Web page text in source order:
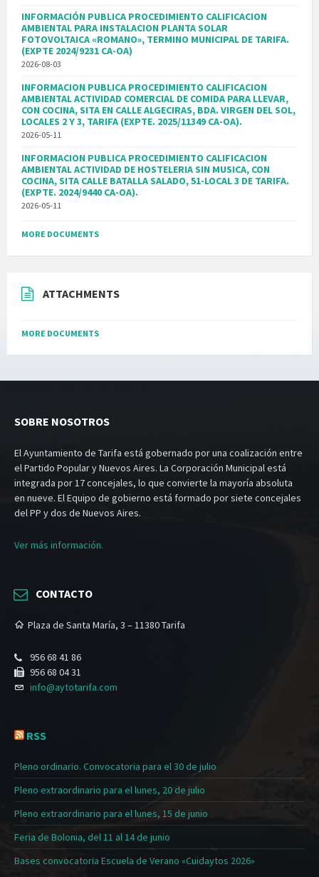
INFORMACIÓN PUBLICA PROCEDIMIENTO CALIFICACION
AMBIENTAL PARA INSTALACION PLANTA SOLAR
FOTOVOLTAICA «ROMANO», TERMINO MUNICIPAL DE TARIFA.
(EXPTE 2024/9231 CA-OA)
2026-08-03
INFORMACION PUBLICA PROCEDIMIENTO CALIFICACION
AMBIENTAL ACTIVIDAD COMERCIAL DE COMIDA PARA LLEVAR,
CON COCINA, SITA EN CALLE ALGECIRAS, BDA. VIRGEN DEL SOL,
LOCALES 2 Y 3, TARIFA (EXPTE. 2025/11349 CA-OA).
2026-05-11
INFORMACION PUBLICA PROCEDIMIENTO CALIFICACION
AMBIENTAL ACTIVIDAD DE HOSTELERIA SIN MUSICA, CON
COCINA, SITA CALLE BATALLA SALADO, 51-LOCAL 3 DE TARIFA.
(EXPTE. 2024/9440 CA-OA).
2026-05-11
MORE DOCUMENTS
ATTACHMENTS
MORE DOCUMENTS
SOBRE NOSOTROS
El Ayuntamiento de Tarifa está gobernado por una coalización entre
el Partido Popular y Nuevos Aires. La Corporación Municipal está
integrada por 17 concejales, lo que convierte la mayoría absoluta
en nueve. El Equipo de gobierno está formado por siete concejales
del PP y dos de Nuevos Aires.
Ver más información.
CONTACTO
Plaza de Santa María, 3 – 11380 Tarifa
956 68 41 86
956 68 04 31
info@aytotarifa.com
RSS
Pleno ordinario. Convocatoria para el 30 de julio
Pleno extraordinario para el lunes, 20 de julio
Pleno extraordinario para el lunes, 15 de junio
Feria de Bolonia, del 11 al 14 de junio
Bases convocatoria Escuela de Verano «Cuidaytos 2026»